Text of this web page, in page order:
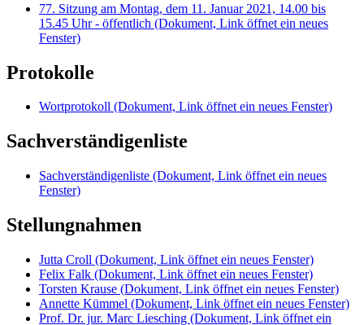
77. Sitzung am Montag, dem 11. Januar 2021, 14.00 bis
15.45 Uhr - öffentlich (Dokument, Link öffnet ein neues
Fenster)
Protokolle
Wortprotokoll (Dokument, Link öffnet ein neues Fenster)
Sachverständigenliste
Sachverständigenliste (Dokument, Link öffnet ein neues
Fenster)
Stellungnahmen
Jutta Croll (Dokument, Link öffnet ein neues Fenster)
Felix Falk (Dokument, Link öffnet ein neues Fenster)
Torsten Krause (Dokument, Link öffnet ein neues Fenster)
Annette Kümmel (Dokument, Link öffnet ein neues Fenster)
Prof. Dr. jur. Marc Liesching (Dokument, Link öffnet ein